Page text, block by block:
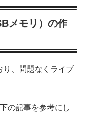
メモリ）の作
り、問題なくライブ
の記事を参考にし